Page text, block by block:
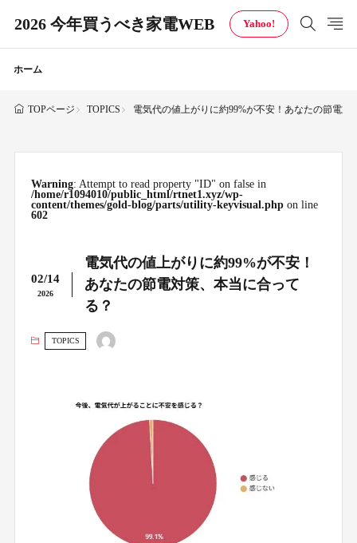
2026 今年買うべき家電WEB Yahoo!
ホーム
TOPページ TOPICS 電気代の値上がりに約99%が不安！あなたの節電対
Warning: Attempt to read property "ID" on false in
/home/r1094010/public_html/rtnet1.xyz/wp-
content/themes/gold-blog/parts/utility-keyvisual.phpon line
602
02/14
2026
電気代の値上がりに約99%が不安！
あなたの節電対策、本当に合って
る？
TOPICS